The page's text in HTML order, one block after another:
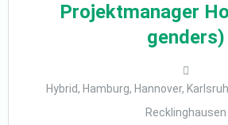
Projektmanager
genders)
Hybrid, Hamburg, Hannover,
Recklinghausen